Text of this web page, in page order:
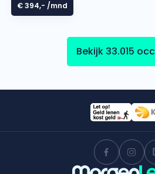
€ 394,- /mnd
Bekijk 33.015